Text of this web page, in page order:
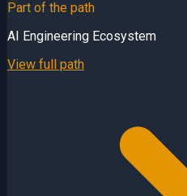
Part of the path
AI Engineering Ecosystem
View full path